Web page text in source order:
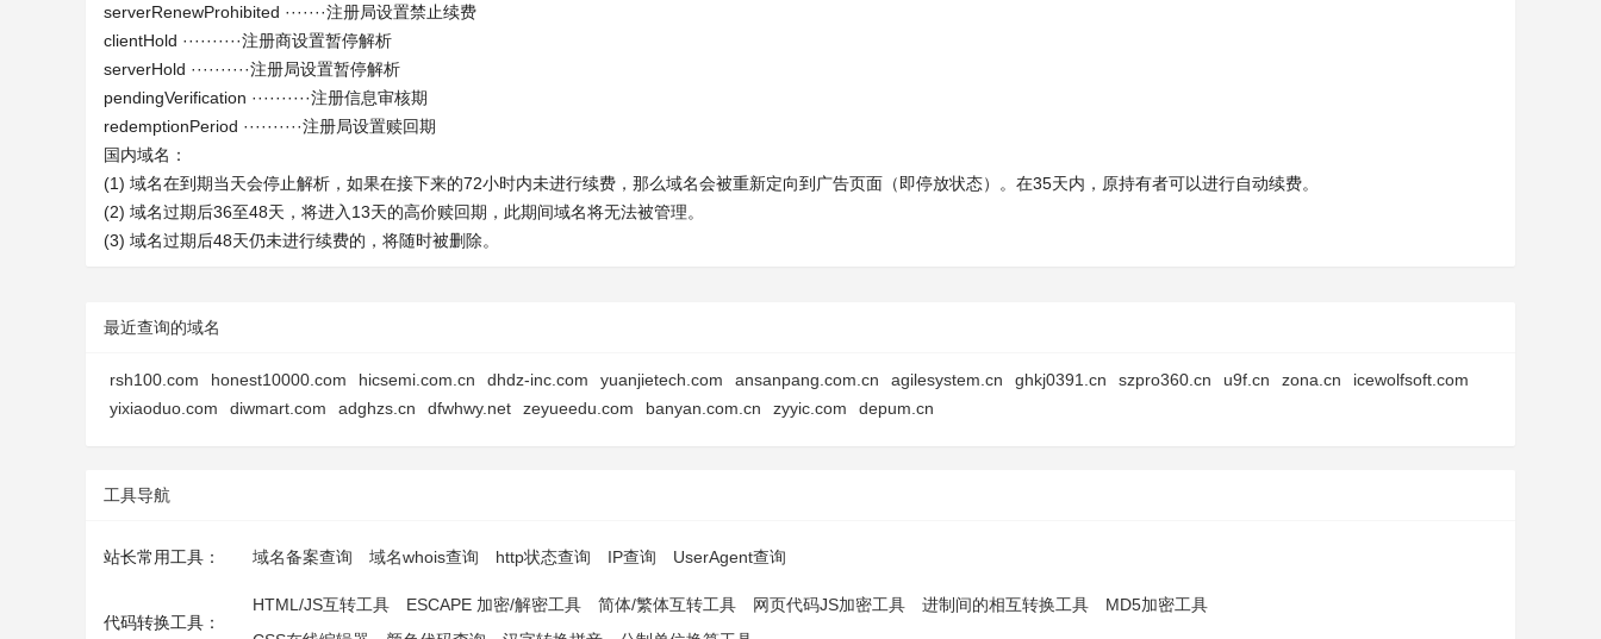
serverRenewProhibited ·······注册局设置禁止续费
clientHold ··········注册商设置暂停解析
serverHold ··········注册局设置暂停解析
pendingVerification ··········注册信息审核期
redemptionPeriod ··········注册局设置赎回期
国内域名：
(1) 域名在到期当天会停止解析，如果在接下来的72小时内未进行续费，那么域名会被重新定向到广告页面（即停放状态）。在35天内，原持有者可以进行自动续费。
(2) 域名过期后36至48天，将进入13天的高价赎回期，此期间域名将无法被管理。
(3) 域名过期后48天仍未进行续费的，将随时被删除。
最近查询的域名
rsh100.com honest10000.com hicsemi.com.cn dhdz-inc.com yuanjietech.com ansanpang.com.cn agilesystem.cn ghkj0391.cn szpro360.cn u9f.cn zona.cn
icewolfsoft.com
yixiaoduo.com
diwmart.com adghzs.cn dfwhwy.net zeyueedu.com banyan.com.cn zyyic.com depum.cn
工具导航
站长常用工具： 域名备案查询 域名whois查询 http状态查询 IP查询 UserAgent查询
代码转换工具：
HTML/JS互转工具 ESCAPE 加密/解密工具 简体/繁体互转工具 网页代码JS加密工具 进制间的相互转换工具
MD5加密工具